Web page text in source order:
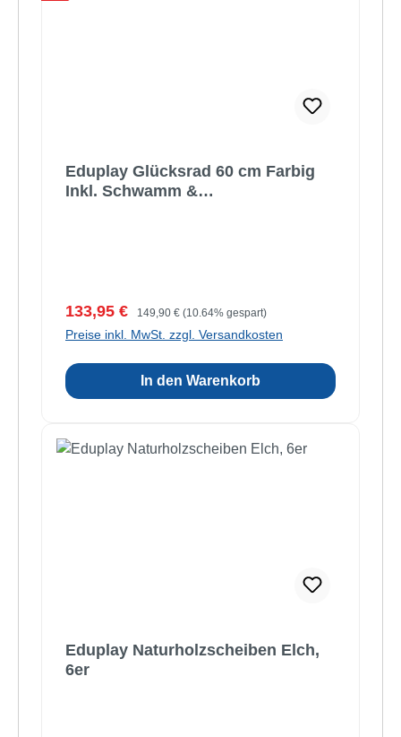
Eduplay Glücksrad 60 cm Farbig
Inkl. Schwamm &
Verkaufspreis:
133,95 € Regulärer Preis:
149,90 € (10.64% gespart)
Preise inkl. MwSt. zzgl. Versandkosten
In den Warenkorb
Eduplay Naturholzscheiben Elch,
6er